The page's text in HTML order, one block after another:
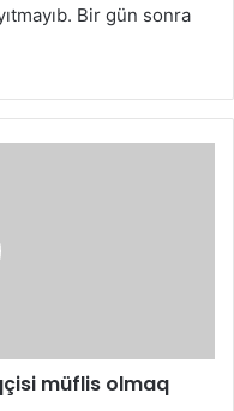
Bir gün sonra
müflis olmaq